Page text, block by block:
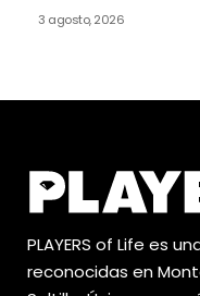
3 agosto, 2026
PLAYERS of Life es
reconocidas en